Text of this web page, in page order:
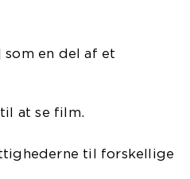
en del af et
at se film.
til forskellige